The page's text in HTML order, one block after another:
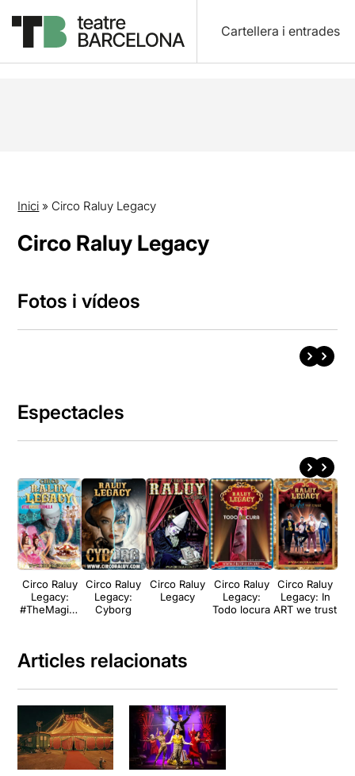
Cartellera i entrades
Inici » Circo Raluy Legacy
Circo Raluy Legacy
Fotos i vídeos
Espectacles
Circo Raluy
Legacy:
#TheMagicF
Circo Raluy
Legacy:
Cyborg
Circo Raluy
Legacy
Circo Raluy
Legacy:
Todo locura
Circo Raluy
Legacy: In
ART we trust
Articles relacionats